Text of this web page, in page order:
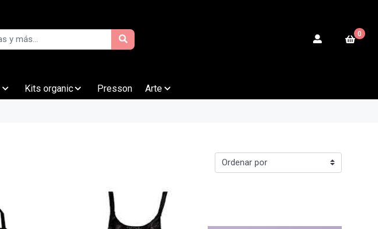
0
Kits organic Presson Arte